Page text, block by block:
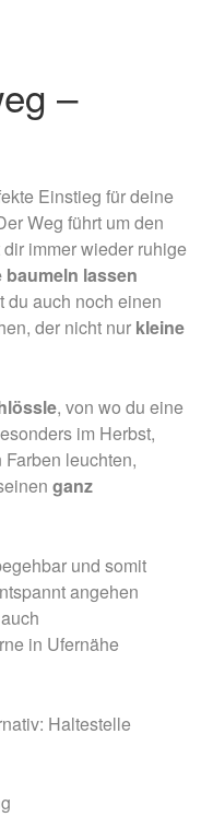
–
Einstieg für deine
Weg führt um den
immer wieder ruhige
baumeln lassen
du auch noch einen
der nicht nur kleine
, von wo du eine
im Herbst,
leuchten,
ganz
und somit
angehen
in Ufernähe
Haltestelle